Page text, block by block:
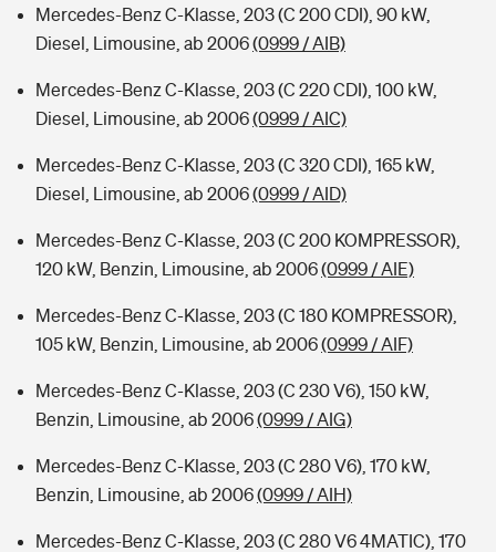
Mercedes-Benz C-Klasse, 203 (C 200 CDI), 90 kW,
Diesel, Limousine, ab 2006(0999 / AIB)
Mercedes-Benz C-Klasse, 203 (C 220 CDI), 100 kW,
Diesel, Limousine, ab 2006(0999 / AIC)
Mercedes-Benz C-Klasse, 203 (C 320 CDI), 165 kW,
Diesel, Limousine, ab 2006(0999 / AID)
Mercedes-Benz C-Klasse, 203 (C 200 KOMPRESSOR),
120 kW, Benzin, Limousine, ab 2006(0999 / AIE)
Mercedes-Benz C-Klasse, 203 (C 180 KOMPRESSOR),
105 kW, Benzin, Limousine, ab 2006(0999 / AIF)
Mercedes-Benz C-Klasse, 203 (C 230 V6), 150 kW,
Benzin, Limousine, ab 2006(0999 / AIG)
Mercedes-Benz C-Klasse, 203 (C 280 V6), 170 kW,
Benzin, Limousine, ab 2006(0999 / AIH)
Mercedes-Benz C-Klasse, 203 (C 280 V6 4MATIC), 170